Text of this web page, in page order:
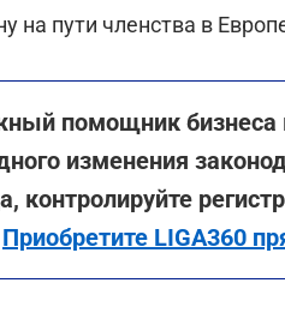
на пути членства в
помощник бизнеса
изменения
контролируйте
Приобретите LIGA360